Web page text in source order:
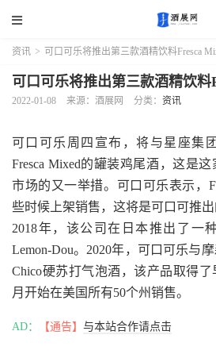
资讯 > 可口可乐将推出第三款酒精饮料Fresca
可口可乐将推出第三款酒精饮料
2022-01-08 来源：酒展网 分类： 资讯
可口可乐周四宣布，将与星座集
Fresca Mixed的罐装鸡尾酒，这是
市场的又一举措。可口可乐表示，
些时候上架销售，这将是可口可推出
2018年，该公司在日本推出了一
Lemon-Dou。2020年，可口可乐与
Chico硬苏打气泡酒，该产品取得
月开始在美国所有50个州销售。
AD： 【通告】 与本站合作请点击